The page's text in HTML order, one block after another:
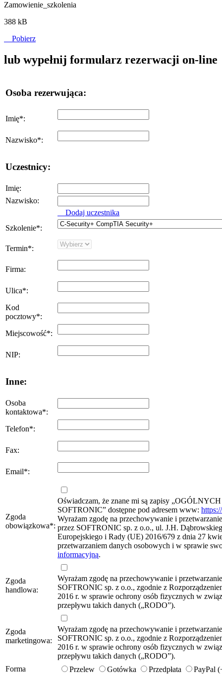
Zamowienie_szkolenia
388 kB
Pobierz
lub wypełnij formularz rezerwacji on-line
Osoba rezerwująca:
Imię*:
Nazwisko*:
Uczestnicy:
Imię:
Nazwisko:
Dodaj uczestnika
Szkolenie*:
Termin*:
Firma:
Ulica*:
Kod
pocztowy*:
Miejscowość*:
NIP:
Inne:
Osoba
kontaktowa*:
Telefon*:
Fax:
Email*:
Zgoda
obowiązkowa*:
Oświadczam, że znane mi są zapisy
SOFTRONIC” dostępne pod adresem www:
Wyrażam zgodę na przechowywanie i
przez SOFTRONIC sp. z o.o., ul. J.H.
Europejskiego i Rady (UE) 2016/679 z dnia 27
przetwarzaniem danych osobowych i w sprawie
informacyjną.
Zgoda
handlowa:
Wyrażam zgodę na przechowywanie i
SOFTRONIC sp. z o.o., zgodnie z
2016 r. w sprawie ochrony osób fizycznych w
przepływu takich danych („RODO”).
Zgoda
marketingowa:
Wyrażam zgodę na przechowywanie i
SOFTRONIC sp. z o.o., zgodnie z
2016 r. w sprawie ochrony osób fizycznych w
przepływu takich danych („RODO”).
Forma
Przelew Gotówka Przedpłata PayPal